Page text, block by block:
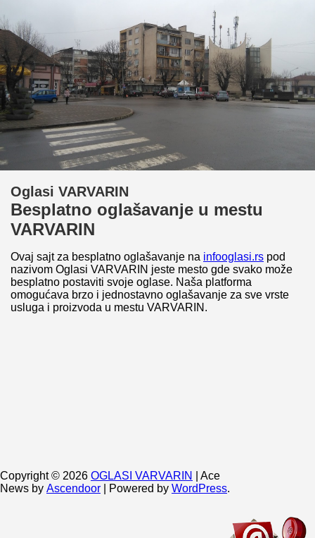
Oglasi VARVARIN
Besplatno oglašavanje u mestu
VARVARIN
Ovaj sajt za besplatno oglašavanje na infooglasi.rs pod
nazivom Oglasi VARVARIN jeste mesto gde svako može
besplatno postaviti svoje oglase. Naša platforma
omogućava brzo i jednostavno oglašavanje za sve vrste
usluga i proizvoda u mestu VARVARIN.
Copyright © 2026 OGLASI VARVARIN
| Ace
News by Ascendoor | Powered by WordPress.